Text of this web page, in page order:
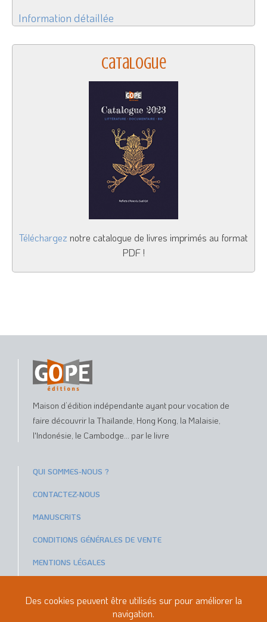
Information détaillée
Catalogue
Téléchargez notre catalogue de livres imprimés au format
PDF !
Maison d’édition indépendante ayant pour vocation de
faire découvrir la Thaïlande, Hong Kong, la Malaisie,
l'Indonésie, le Cambodge... par le livre
QUI SOMMES-NOUS ?
CONTACTEZ-NOUS
MANUSCRITS
CONDITIONS GÉNÉRALES DE VENTE
MENTIONS LÉGALES
Paiements sécurisés avec